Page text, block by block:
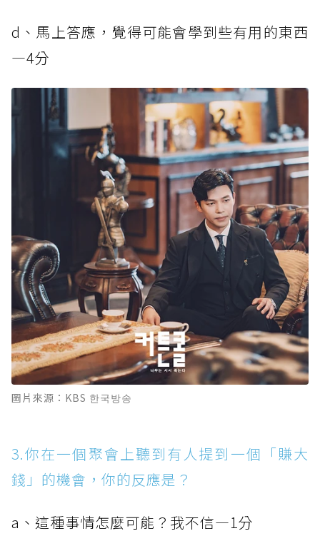
d、馬上答應，覺得可能會學到些有用的東西
—4分
圖片來源：KBS 한국방송
3.你在一個聚會上聽到有人提到一個「賺大
錢」的機會，你的反應是？
a、這種事情怎麼可能？我不信—1分